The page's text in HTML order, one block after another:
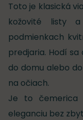
Toto je klasická
kožovité listy
podmienkach
predjaria. Hodí
do domu alebo
na očiach.
Je to čemerica
eleganciu bez